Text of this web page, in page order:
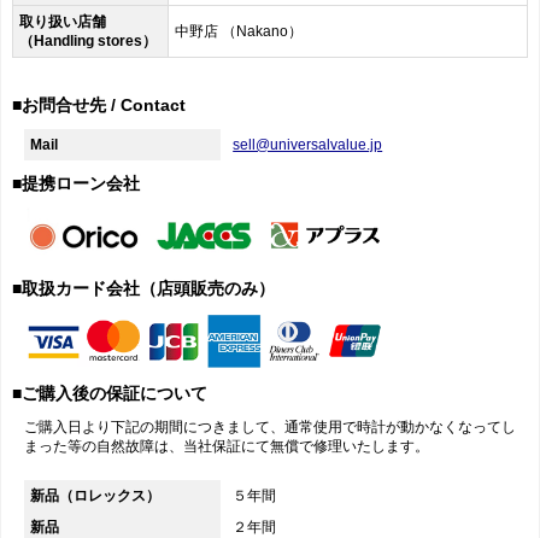
取り扱い店舗
（Handling stores）
中野店 （Nakano）
■お問合せ先 / Contact
Mail sell@universalvalue.jp
■提携ローン会社
■取扱カード会社（店頭販売のみ）
■ご購入後の保証について
ご購入日より下記の期間につきまして、通常使用で時計が動かなくなってし
まった等の自然故障は、当社保証にて無償で修理いたします。
新品（ロレックス）
５年間
新品
２年間